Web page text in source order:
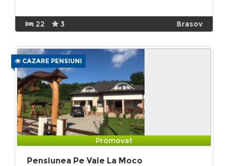
22 3 Brasov
CAZARE PENSIUNI
Promovat
Pensiunea Pe Vale La Moco